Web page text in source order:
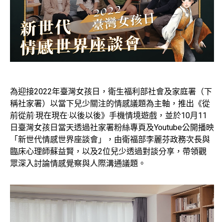
為迎接2022年臺灣女孩日，衛生福利部社會及家庭署（下
稱社家署）以當下兒少關注的情感議題為主軸，推出《從
前從前·現在現在·以後以後》手機情境遊戲，並於10月11
日臺灣女孩日當天透過社家署粉絲專頁及Youtube公開播映
「新世代情感世界座談會」，由衛福部李麗芬政務次長與
臨床心理師蘇益賢，以及2位兒少透過對談分享，帶領觀
眾深入討論情感覺察與人際溝通議題。